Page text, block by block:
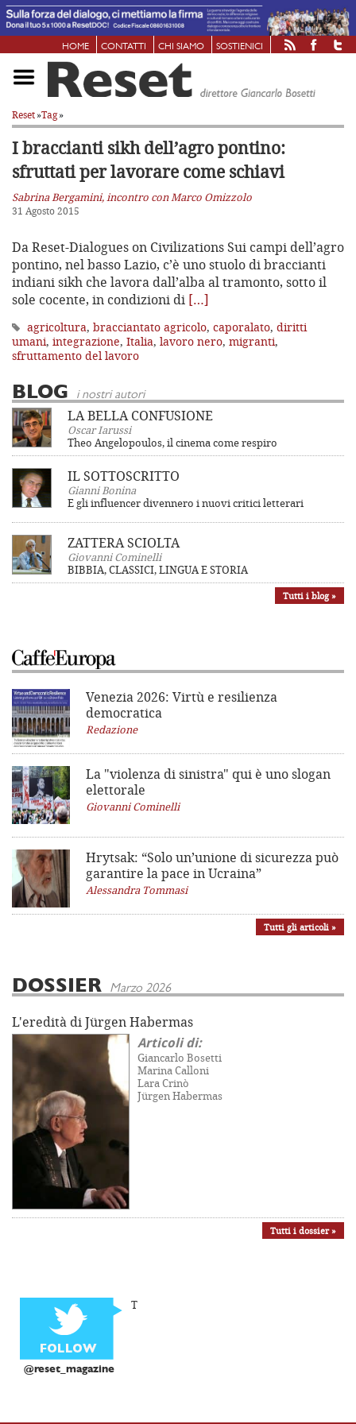
HOME CONTATTI CHI SIAMO SOSTIENICI
Reset»Tag»
I braccianti sikh dell’agro pontino:
sfruttati per lavorare come schiavi
Sabrina Bergamini, incontro con Marco Omizzolo
31 Agosto 2015
Da Reset-Dialogues on Civilizations Sui campi dell’agro
pontino, nel basso Lazio, c’è uno stuolo di braccianti
indiani sikh che lavora dall’alba al tramonto, sotto il
sole cocente, in condizioni di […]
agricoltura, bracciantato agricolo, caporalato, diritti
umani, integrazione, Italia, lavoro nero, migranti,
sfruttamento del lavoro
BLOG i nostri autori
LA BELLA CONFUSIONE
Oscar Iarussi
Theo Angelopoulos, il cinema come respiro
IL SOTTOSCRITTO
Gianni Bonina
E gli influencer divennero i nuovi critici letterari
ZATTERA SCIOLTA
Giovanni Cominelli
BIBBIA, CLASSICI, LINGUA E STORIA
Tutti i blog »
Venezia 2026: Virtù e resilienza
democratica
Redazione
La "violenza di sinistra" qui è uno slogan
elettorale
Giovanni Cominelli
Hrytsak: “Solo un’unione di sicurezza può
garantire la pace in Ucraina”
Alessandra Tommasi
Tutti gli articoli »
DOSSIER Marzo 2026
L'eredità di Jürgen Habermas
Articoli di:
Giancarlo Bosetti
Marina Calloni
Lara Crinò
Jürgen Habermas
Tutti i dossier »
@reset_magazine
T